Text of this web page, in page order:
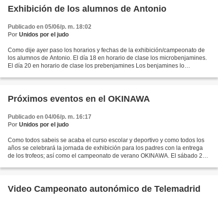
Exhibición de los alumnos de Antonio
Publicado en 05/06/p. m. 18:02
Por Unidos por el judo
Como dije ayer paso los horarios y fechas de la exhibición/campeonato de
los alumnos de Antonio. El día 18 en horario de clase los microbenjamines.
El día 20 en horario de clase los prebenjamines Los benjamines lo
Próximos eventos en el OKINAWA
Publicado en 04/06/p. m. 16:17
Por Unidos por el judo
Como todos sabeis se acaba el curso escolar y deportivo y como todos los
años se celebrará la jornada de exhibición para los padres con la entrega
de los trofeos; así como el campeonato de verano OKINAWA. El sábado 23
Video Campeonato autonómico de Telemadrid